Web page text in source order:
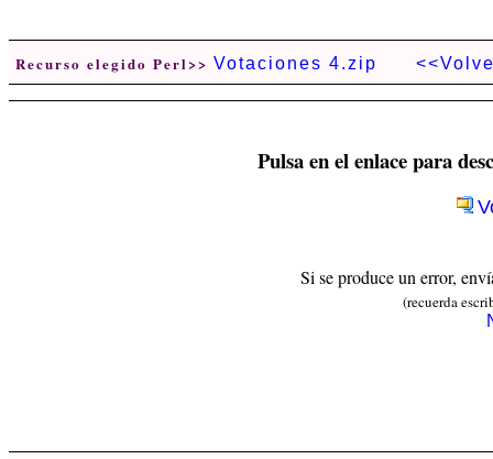
Recurso elegido Perl>> Votaciones 4.zip
Pulsa en el enlace para
Si se produce un error,
(recuerda